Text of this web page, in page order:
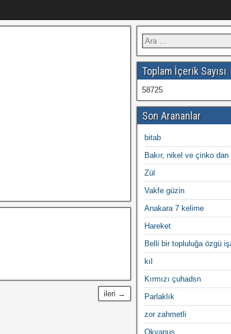
ileri →
Toplam İçerik Sayısı
58725
Son Arananlar
bitab
Bakır, nikel ve çinko
Zül
Vakfe güzin
Anakara 7 kelime
Hareket
Belli bir topluluğa özgü
kıl
Kırmızı çuhadsn
Parlaklık
zor zahmetli
Okyanus